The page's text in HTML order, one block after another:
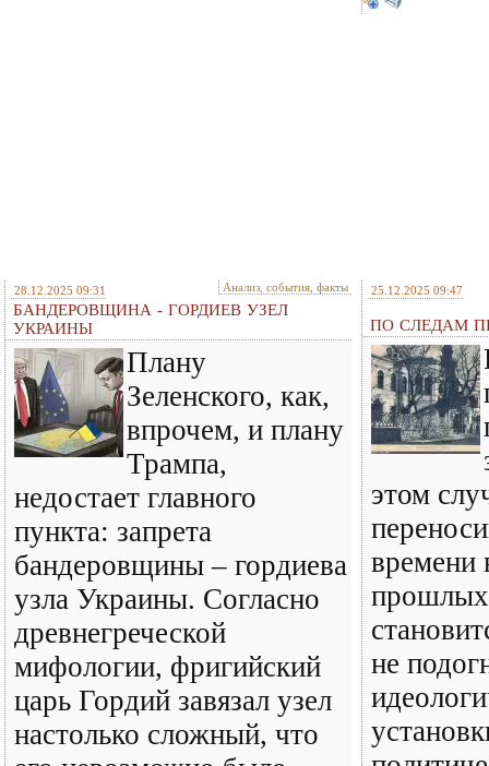
28.12.2025 09:31 Анализ, события, факты
БАНДЕРОВЩИНА - ГОРДИЕВ УЗЕЛ
УКРАИНЫ
Плану
Зеленского, как,
впрочем, и плану
Трампа,
недостает главного
пункта: запрета
бандеровщины – гордиева
узла Украины. Согласно
древнегреческой
мифологии, фригийский
царь Гордий завязал узел
настолько сложный, что
25.12.2025 09:47
ПО СЛЕДАМ
этом
времени
не